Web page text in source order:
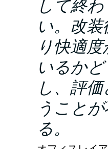
して終
い。改
り快適
いるか
し、評
うこと
る。